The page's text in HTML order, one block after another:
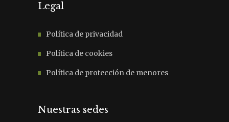
Legal
Política de privacidad
Política de cookies
Política de protección de menores
Nuestras sedes